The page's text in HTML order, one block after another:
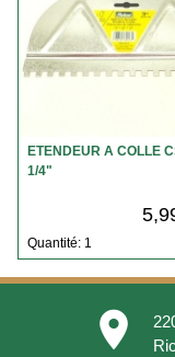
ETENDEUR A COLLE
1/4"
Quantité: 1
place